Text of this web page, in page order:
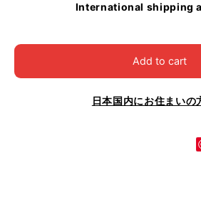
International shipping
Add to cart
日本国内にお住まいの